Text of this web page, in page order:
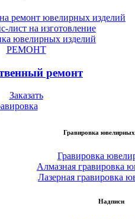
ремонт ювелирных изделий
лист на изготовление
ювелирных изделий
РЕМОНТ
ремонт
Заказать
Гравировка ювелирных
Гравировка
Алмазная гравировка
Лазерная гравировка
Надписи